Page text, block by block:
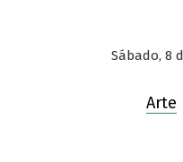
Sábado, 8
Arte